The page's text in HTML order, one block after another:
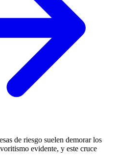
de riesgo suelen demorar los
evidente, y este cruce